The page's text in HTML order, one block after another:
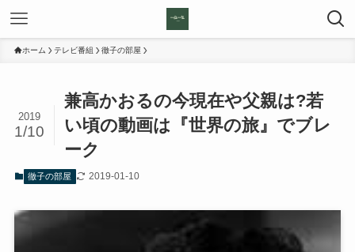
ホーム テレビ番組 徹子の部屋
兼高かおるの今現在や父親は?若
い頃の動画は『世界の旅』でブレ
ーク
2019
1/10
徹子の部屋 2019-01-10